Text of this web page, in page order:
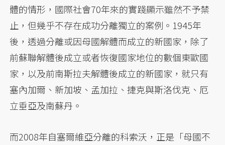
體的情形，國際社會70年來的實踐顯示雖然不予禁
止，但幾乎不存在成功分離獨立的案例。1945年
後，透過分離或因母國解體而成立的新國家，除了
前蘇聯解體後成立或者恢復國家地位的數個東歐國
家，以及前南斯拉夫解體後成立的新國家，就只有
塞內加爾、新加坡、孟加拉、捷克與斯洛伐克、厄
立垂亞及南蘇丹。
而2008年自塞爾維亞分離的科索沃，正是「母國不